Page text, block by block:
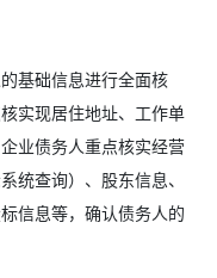
基础信息进行全面核
实现居住地址、工作单
业债务人重点核实经营
统查询）、股东信息、
信息等，确认债务人的